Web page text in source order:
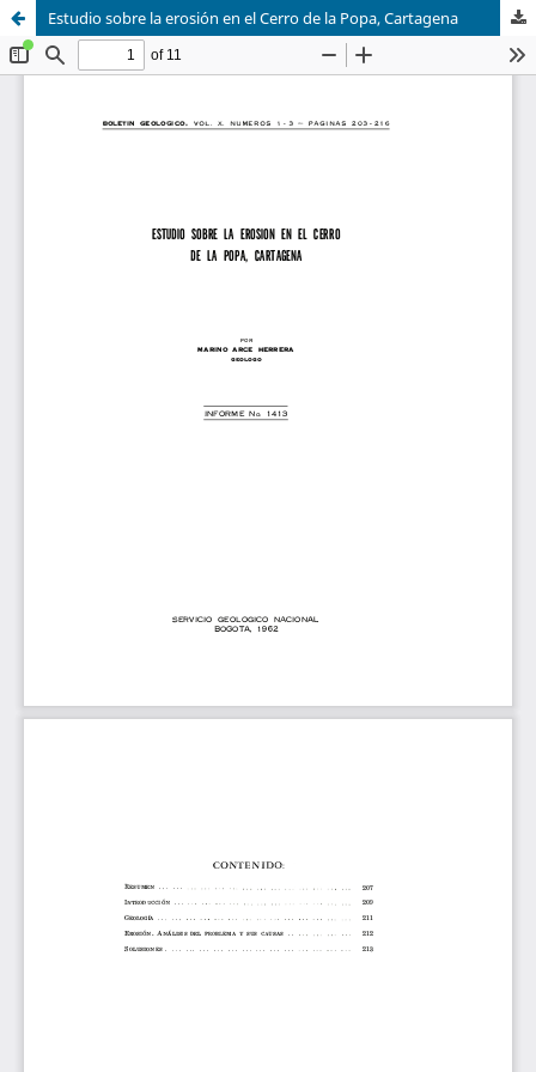
Estudio sobre la erosión en el Cerro de la Popa, Cartagena